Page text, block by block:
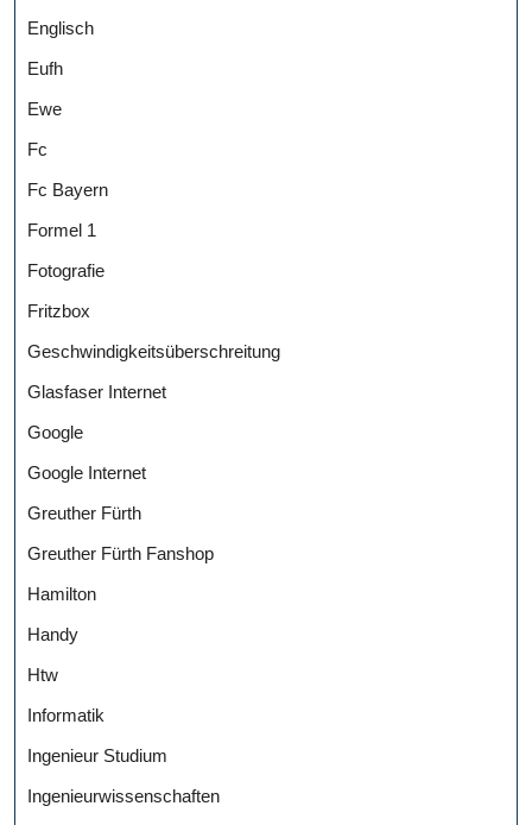
Englisch
Eufh
Ewe
Fc
Fc Bayern
Formel 1
Fotografie
Fritzbox
Geschwindigkeitsüberschreitung
Glasfaser Internet
Google
Google Internet
Greuther Fürth
Greuther Fürth Fanshop
Hamilton
Handy
Htw
Informatik
Ingenieur Studium
Ingenieurwissenschaften